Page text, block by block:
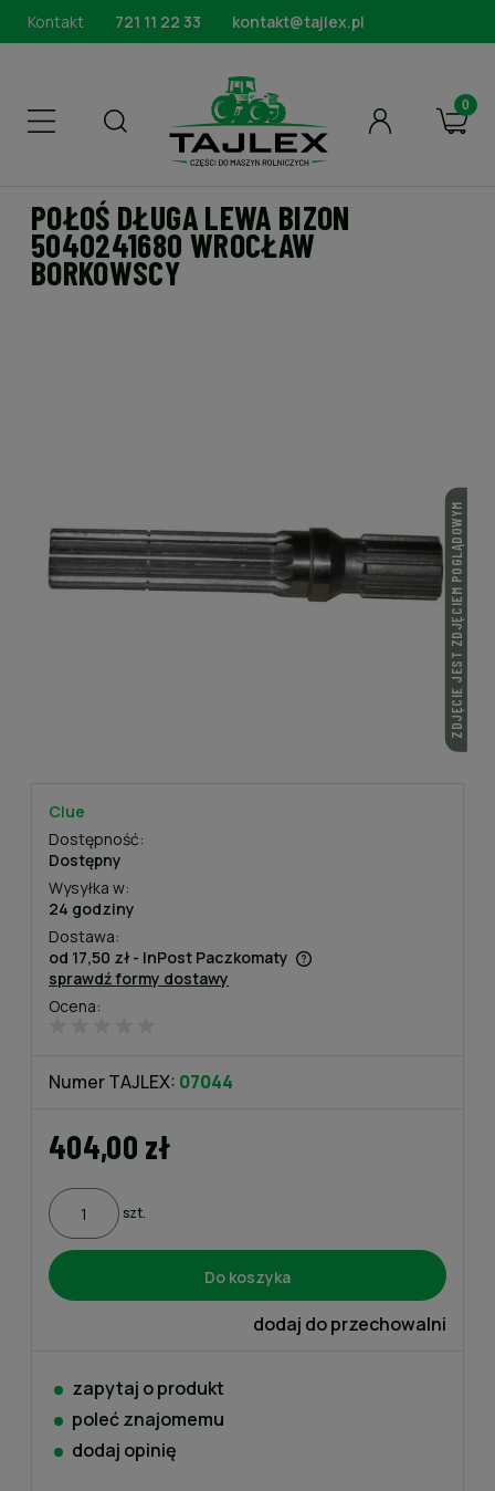
Kontakt 721 11 22 33 kontakt@tajlex.pl
POŁOŚ DŁUGA LEWA BIZON
5040241680 WROCŁAW
BORKOWSCY
ZDJĘCIE JEST ZDJĘCIEM POGLĄDOWYM
Ocena:
Clue
Dostępność:
Dostępny
Wysyłka w:
24 godziny
Dostawa:
od 17,50 zł - InPost Paczkomaty
Cena nie zawiera ewentualnych kosztów płatności
sprawdź formy dostawy
Numer TAJLEX: 07044
404,00 zł
szt.
Do koszyka
dodaj do przechowalni
zapytaj o produkt
poleć znajomemu
dodaj opinię